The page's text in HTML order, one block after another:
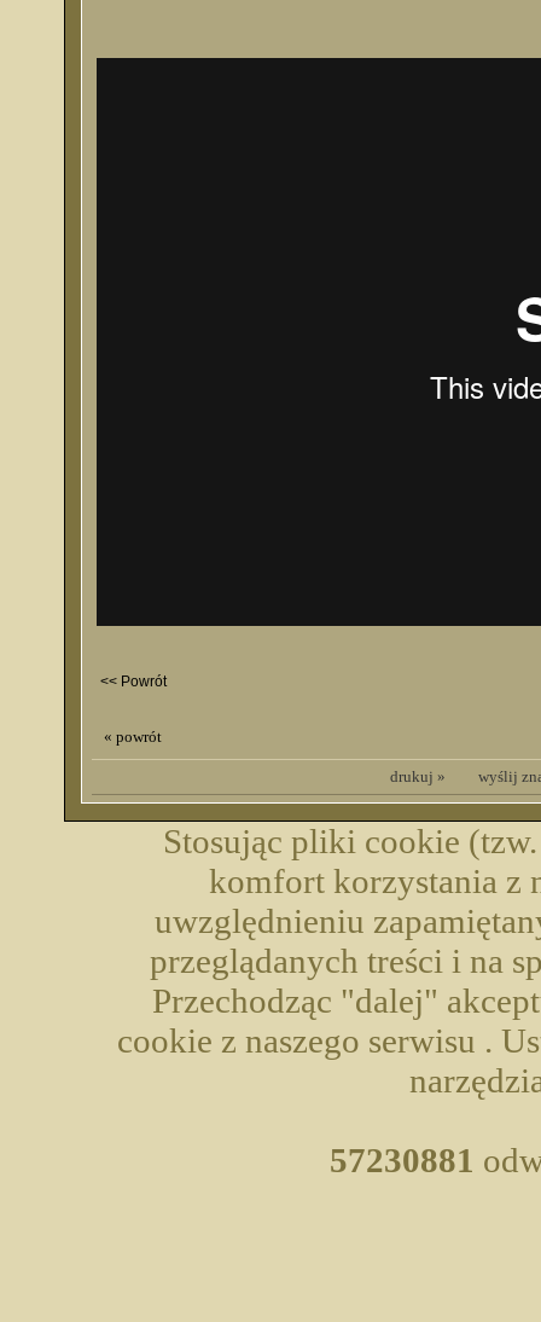
<< Powrót
« powrót
drukuj » wyślij
Stosując pliki cookie
komfort korzystania z
uwzględnieniu
przeglądanych treści i na
Przechodząc "dalej"
cookie z naszego serwisu .
57230881